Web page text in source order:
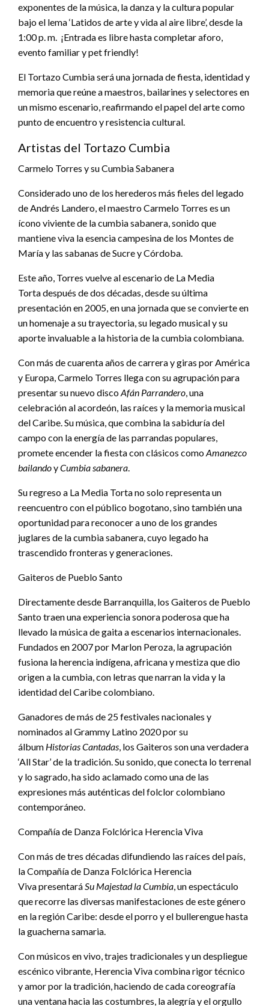
exponentes de la música, la danza y la cultura popular
bajo el lema ‘Latidos de arte y vida al aire libre’, desde la
1:00 p. m. ¡Entrada es libre hasta completar aforo,
evento familiar y pet friendly!
El Tortazo Cumbia será una jornada de fiesta, identidad y
memoria que reúne a maestros, bailarines y selectores en
un mismo escenario, reafirmando el papel del arte como
punto de encuentro y resistencia cultural.
Artistas del Tortazo Cumbia
Carmelo Torres y su Cumbia Sabanera
Considerado uno de los herederos más fieles del legado
de Andrés Landero, el maestro Carmelo Torres es un
ícono viviente de la cumbia sabanera, sonido que
mantiene viva la esencia campesina de los Montes de
María y las sabanas de Sucre y Córdoba.
Este año, Torres vuelve al escenario de La Media
Torta después de dos décadas, desde su última
presentación en 2005, en una jornada que se convierte en
un homenaje a su trayectoria, su legado musical y su
aporte invaluable a la historia de la cumbia colombiana.
Con más de cuarenta años de carrera y giras por América
y Europa, Carmelo Torres llega con su agrupación para
presentar su nuevo discoAfán Parrandero , una
celebración al acordeón, las raíces y la memoria musical
del Caribe. Su música, que combina la sabiduría del
campo con la energía de las parrandas populares,
promete encender la fiesta con clásicos comoAmanezco
bailandoyCumbia sabanera
Su regreso a La Media Torta no solo representa un
reencuentro con el público bogotano, sino también una
oportunidad para reconocer a uno de los grandes
juglares de la cumbia sabanera, cuyo legado ha
trascendido fronteras y generaciones.
Gaiteros de Pueblo Santo
Directamente desde Barranquilla, los Gaiteros de Pueblo
Santo traen una experiencia sonora poderosa que ha
llevado la música de gaita a escenarios internacionales.
Fundados en 2007 por Marlon Peroza, la agrupación
fusiona la herencia indígena, africana y mestiza que dio
origen a la cumbia, con letras que narran la vida y la
identidad del Caribe colombiano.
Ganadores de más de 25 festivales nacionales y
nominados al Grammy Latino 2020 por su
álbum Historias Cantadas , los Gaiteros son una verdadera
‘All Star’ de la tradición. Su sonido, que conecta lo terrenal
y lo sagrado, ha sido aclamado como una de las
expresiones más auténticas del folclor colombiano
contemporáneo.
Compañía de Danza Folclórica Herencia Viva
Con más de tres décadas difundiendo las raíces del país,
la Compañía de Danza Folclórica Herencia
Viva presentará Su Majestad la Cumbia , un espectáculo
que recorre las diversas manifestaciones de este género
en la región Caribe: desde el porro y el bullerengue hasta
la guacherna samaria.
Con músicos en vivo, trajes tradicionales y un despliegue
escénico vibrante, Herencia Viva combina rigor técnico
y amor por la tradición, haciendo de cada coreografía
una ventana hacia las costumbres, la alegría y el orgullo